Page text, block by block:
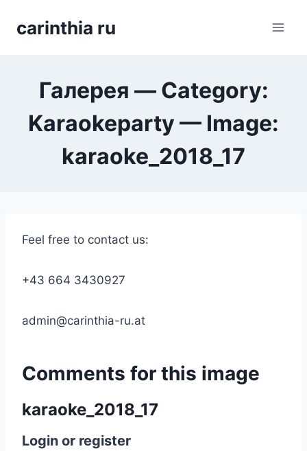
carinthia ru
Галерея — Category:
Karaokeparty — Image:
karaoke_2018_17
Feel free to contact us:
+43 664 3430927
admin@carinthia-ru.at
Comments for this image
karaoke_2018_17
Login or register